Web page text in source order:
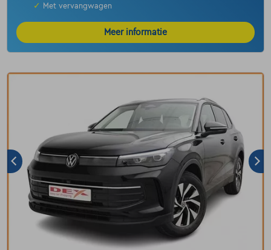
✓
Met vervangwagen
Meer informatie